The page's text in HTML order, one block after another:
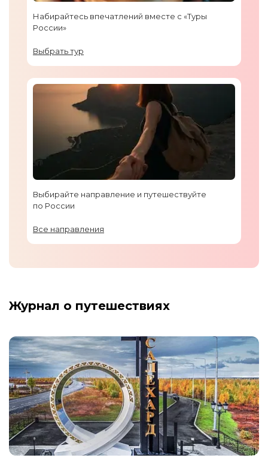
Набирайтесь впечатлений вместе с «Туры
России»
Выбрать тур
Выбирайте направление и путешествуйте
по России
Все направления
Журнал о путешествиях